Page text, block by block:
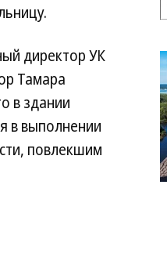
директор УК
Тамара
в здании
в выполнении
повлекшим